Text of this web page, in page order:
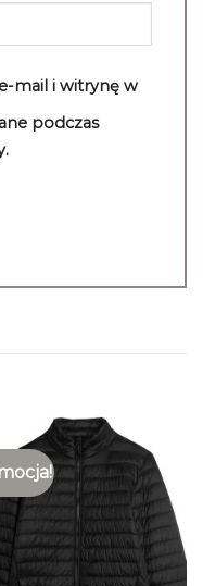
mail i witrynę w
podczas